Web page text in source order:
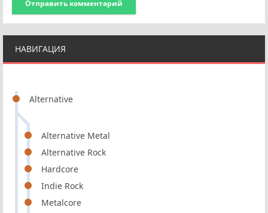
НАВИГАЦИЯ
Alternative
Alternative Metal
Alternative Rock
Hardcore
Indie Rock
Metalcore
Отправить комментарий